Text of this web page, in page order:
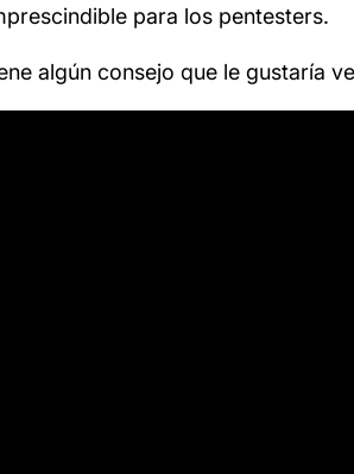
para los pentesters.
algún consejo que le gustaría